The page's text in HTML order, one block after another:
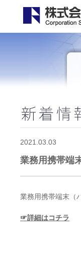
2021.03.03
業務用携帯端
業務用携帯端末（
☞詳細はコチラ